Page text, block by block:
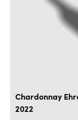
Chardonnay
2022